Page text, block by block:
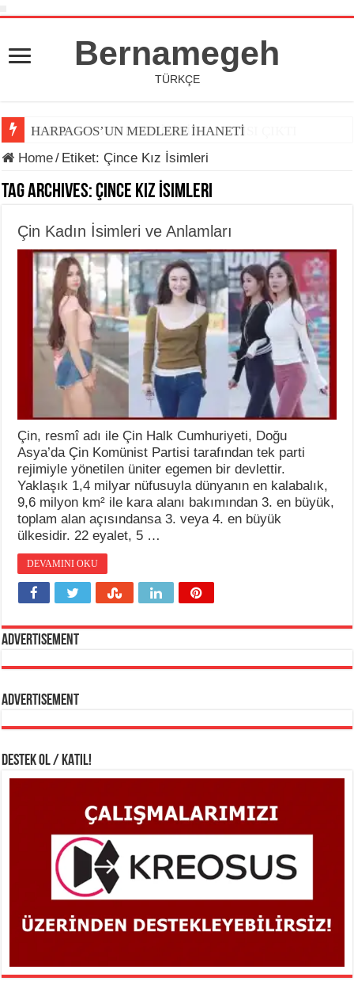
Bernamegeh
TÜRKÇE
HARPAGOS’UN MEDLERE İHANETİ
Home/ Etiket: Çince Kız İsimleri
Tag Archives:Çince Kız İsimleri
Çin Kadın İsimleri ve Anlamları
Çin, resmî adı ile Çin Halk Cumhuriyeti, Doğu
Asya’da Çin Komünist Partisi tarafından tek parti
rejimiyle yönetilen üniter egemen bir devlettir.
Yaklaşık 1,4 milyar nüfusuyla dünyanın en kalabalık,
9,6 milyon km² ile kara alanı bakımından 3. en büyük,
toplam alan açısındansa 3. veya 4. en büyük
ülkesidir. 22 eyalet, 5 …
DEVAMINI OKU
Advertisement
Advertisement
DESTEK OL / KATIL!